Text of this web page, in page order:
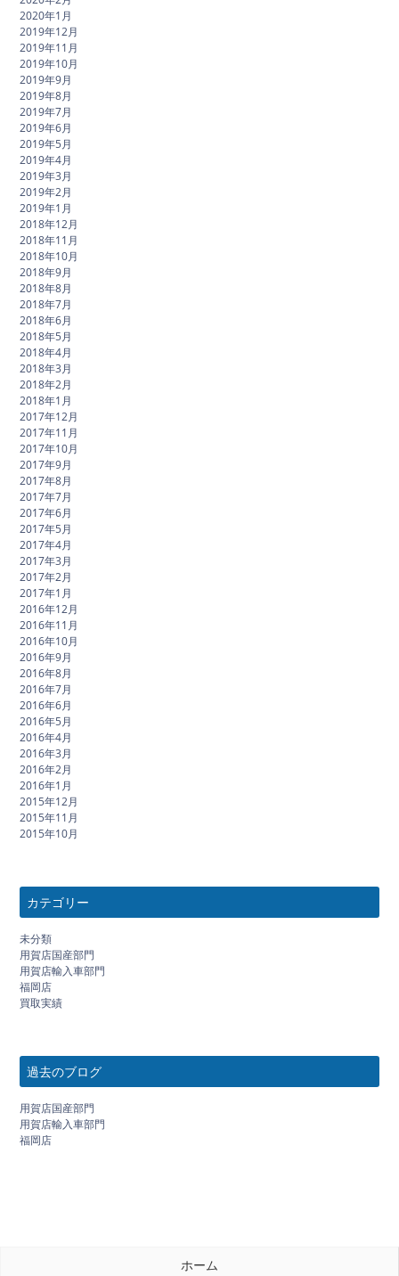
2020年1月
2019年12月
2019年11月
2019年10月
2019年9月
2019年8月
2019年7月
2019年6月
2019年5月
2019年4月
2019年3月
2019年2月
2019年1月
2018年12月
2018年11月
2018年10月
2018年9月
2018年8月
2018年7月
2018年6月
2018年5月
2018年4月
2018年3月
2018年2月
2018年1月
2017年12月
2017年11月
2017年10月
2017年9月
2017年8月
2017年7月
2017年6月
2017年5月
2017年4月
2017年3月
2017年2月
2017年1月
2016年12月
2016年11月
2016年10月
2016年9月
2016年8月
2016年7月
2016年6月
2016年5月
2016年4月
2016年3月
2016年2月
2016年1月
2015年12月
2015年11月
2015年10月
カテゴリー
未分類
用賀店国産部門
用賀店輸入車部門
福岡店
買取実績
過去のブログ
用賀店国産部門
用賀店輸入車部門
福岡店
ホーム